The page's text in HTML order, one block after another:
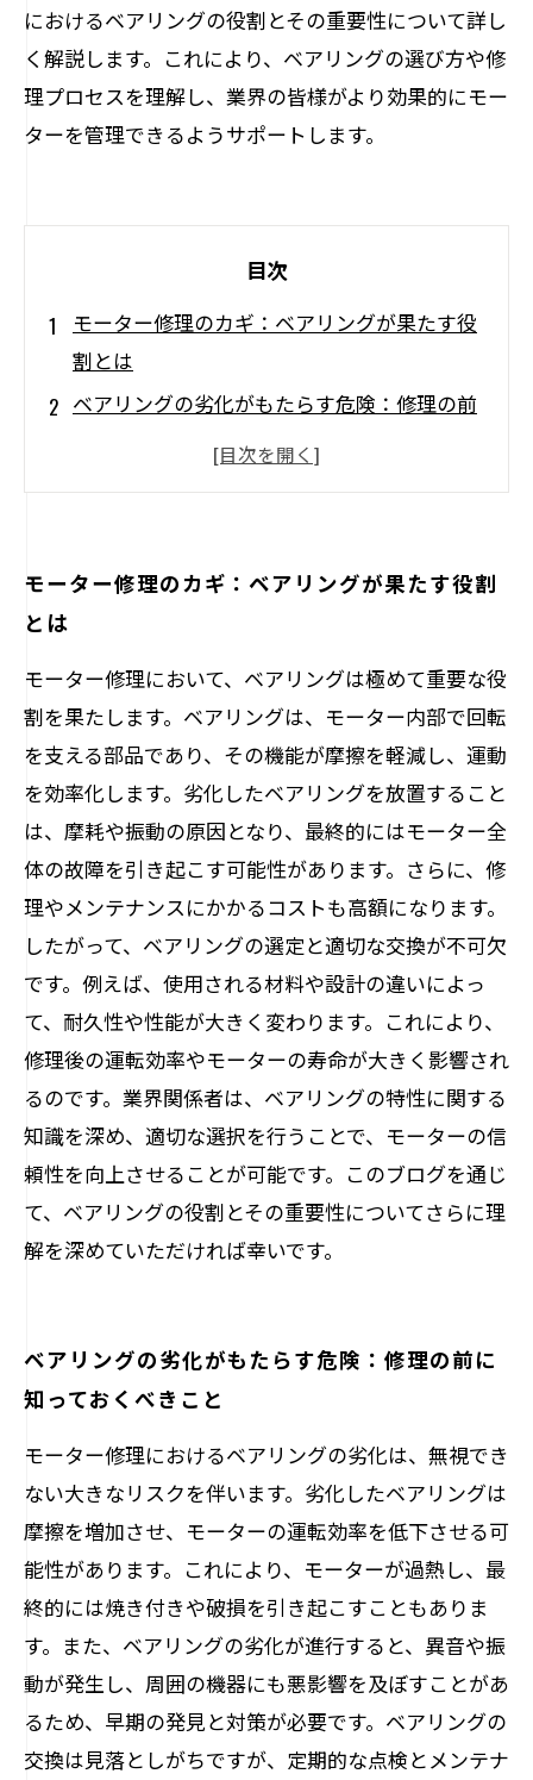
におけるベアリングの役割とその重要性について詳し
く解説します。これにより、ベアリングの選び方や修
理プロセスを理解し、業界の皆様がより効果的にモー
ターを管理できるようサポートします。
目次
モーター修理のカギ：ベアリングが果たす役
割とは
ベアリングの劣化がもたらす危険：修理の前
に知っておくべきこと
ベアリング選定のポイント：適切な交換がモ
よう
要性とその方法
モーターの稼働率を高めるために：ベアリン
グ修理のクラシックなアプローチ
未来を見据えたメンテナンス：ベアリングの
選び方と修理プロセスのマスターガイド
モーター修理のカギ：ベアリングが果たす役割
とは
モーター修理において、ベアリングは極めて重要な役
割を果たします。ベアリングは、モーター内部で回転
を支える部品であり、その機能が摩擦を軽減し、運動
を効率化します。劣化したベアリングを放置すること
は、摩耗や振動の原因となり、最終的にはモーター全
体の故障を引き起こす可能性があります。さらに、修
理やメンテナンスにかかるコストも高額になります。
したがって、ベアリングの選定と適切な交換が不可欠
です。例えば、使用される材料や設計の違いによっ
て、耐久性や性能が大きく変わります。これにより、
修理後の運転効率やモーターの寿命が大きく影響され
るのです。業界関係者は、ベアリングの特性に関する
知識を深め、適切な選択を行うことで、モーターの信
頼性を向上させることが可能です。このブログを通じ
て、ベアリングの役割とその重要性についてさらに理
解を深めていただければ幸いです。
ベアリングの劣化がもたらす危険：修理の前に
知っておくべきこと
モーター修理におけるベアリングの劣化は、無視でき
ない大きなリスクを伴います。劣化したベアリングは
摩擦を増加させ、モーターの運転効率を低下させる可
能性があります。これにより、モーターが過熱し、最
終的には焼き付きや破損を引き起こすこともありま
す。また、ベアリングの劣化が進行すると、異音や振
動が発生し、周囲の機器にも悪影響を及ぼすことがあ
るため、早期の発見と対策が必要です。ベアリングの
交換は見落としがちですが、定期的な点検とメンテナ